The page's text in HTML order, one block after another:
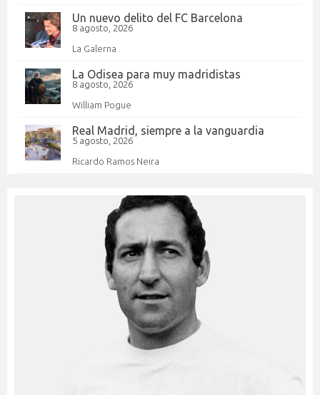
Un nuevo delito del FC Barcelona
8 agosto, 2026
La Galerna
La Odisea para muy madridistas
8 agosto, 2026
William Pogue
Real Madrid, siempre a la vanguardia
5 agosto, 2026
Ricardo Ramos Neira